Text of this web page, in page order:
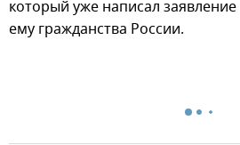
который уже написал
ему гражданства России.